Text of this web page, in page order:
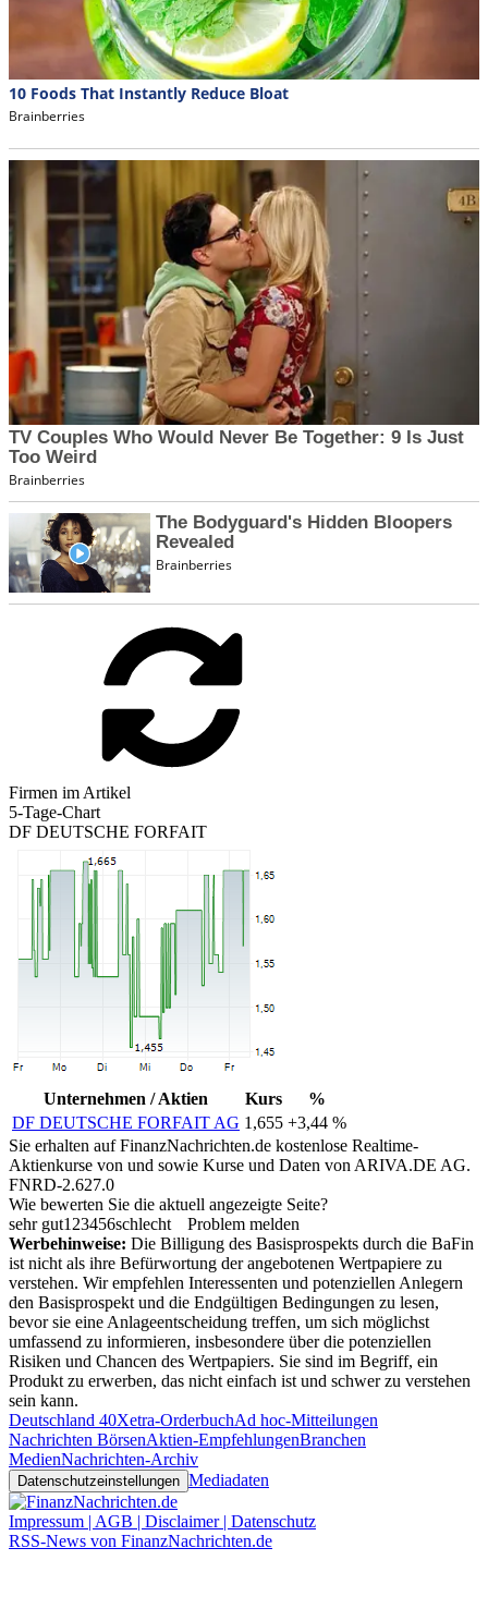
Firmen im Artikel
5-Tage-Chart
DF DEUTSCHE FORFAIT
Unternehmen / Aktien Kurs
%
DF DEUTSCHE FORFAIT AG 1,655 +3,44 %
Sie erhalten auf FinanzNachrichten.de kostenlose Realtime-
Aktienkurse von und sowie Kurse und Daten von ARIVA.DE AG.
FNRD-2.627.0
Wie bewerten Sie die aktuell angezeigte Seite?
sehr gut1 23456schlecht
Problem melden
Werbehinweise: Die Billigung des Basisprospekts durch die BaFin
ist nicht als ihre Befürwortung der angebotenen Wertpapiere zu
verstehen. Wir empfehlen Interessenten und potenziellen Anlegern
den Basisprospekt und die Endgültigen Bedingungen zu lesen,
bevor sie eine Anlageentscheidung treffen, um sich möglichst
umfassend zu informieren, insbesondere über die potenziellen
Risiken und Chancen des Wertpapiers. Sie sind im Begriff, ein
Produkt zu erwerben, das nicht einfach ist und schwer zu verstehen
sein kann.
Deutschland 40Xetra-OrderbuchAd hoc-Mitteilungen
Nachrichten BörsenAktien-EmpfehlungenBranchen
MedienNachrichten-Archiv
Datenschutzeinstellungen Mediadaten
Impressum | AGB | Disclaimer | Datenschutz
RSS-News von FinanzNachrichten.de